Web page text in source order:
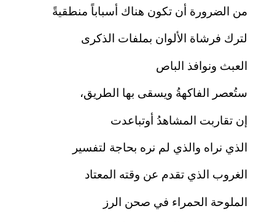
من الضرورة أن تكون هناك أسباباً منطقيةً
لترك فرشاة الألوان بملفات الذكرى
العبث ونوافذ الباص
ستُعصر الفاكهةُ ويسقى بها الطريق،
إن تقاربت المشاهدُ أوتباعدت
الذي نراه والذي لم نره بحاجة لتفسير
الغروب الذي تقدم عن وقته المعتاد
الملوحة الحمراء في صحن الرز